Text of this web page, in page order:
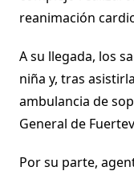
reanimación
A su llegada, los
niña y, tras
ambulancia de
General de
Por su parte,